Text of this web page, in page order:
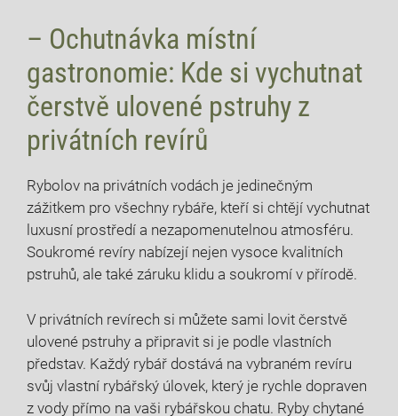
– Ochutnávka místní
gastronomie: Kde si vychutnat
čerstvě ulovené pstruhy z
privátních revírů
Rybolov na privátních vodách je jedinečným
zážitkem pro všechny rybáře, kteří si chtějí vychutnat
luxusní prostředí a nezapomenutelnou atmosféru.
Soukromé revíry nabízejí nejen vysoce kvalitních
pstruhů, ale také záruku klidu a soukromí v přírodě.
V privátních revírech si můžete sami lovit čerstvě
ulovené pstruhy a připravit si je podle vlastních
představ. Každý rybář dostává na vybraném revíru
svůj vlastní rybářský úlovek, který je rychle dopraven
z vody přímo na vaši rybářskou chatu. Ryby chytané